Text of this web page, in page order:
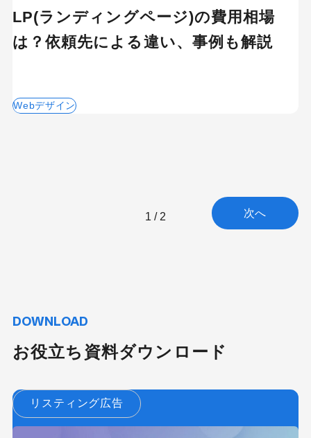
LP(ランディングページ)の費用相場
は？依頼先による違い、事例も解説
Webデザイン
1 / 2 次へ
DOWNLOAD
お役立ち資料ダウンロード
リスティング広告